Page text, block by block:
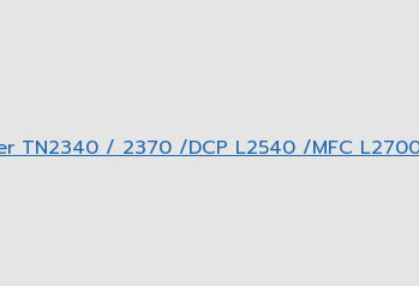
TN2340 / 2370 /DCP L2540 /MFC